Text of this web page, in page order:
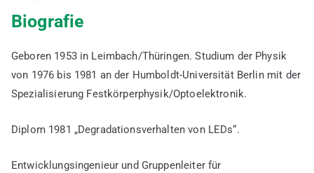
Biografie
Geboren 1953 in Leimbach/Thüringen. Studium der Physik
von 1976 bis 1981 an der Humboldt-Universität Berlin mit der
Spezialisierung Festkörperphysik/Optoelektronik.
Diplom 1981 „Degradationsverhalten von LEDs“.
Entwicklungsingenieur und Gruppenleiter für